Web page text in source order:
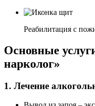
Реабилитация с
Основные
нарколог»
1. Лечение